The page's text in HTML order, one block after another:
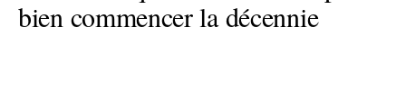
bien commencer la décennie